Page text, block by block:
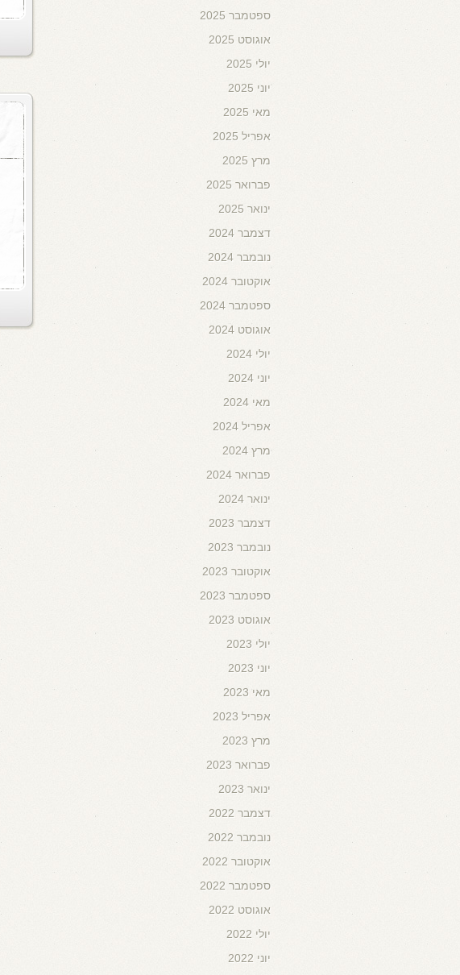
ספטמבר 2025
אוגוסט 2025
יולי 2025
יוני 2025
מאי 2025
אפריל 2025
מרץ 2025
פברואר 2025
ינואר 2025
דצמבר 2024
נובמבר 2024
אוקטובר 2024
ספטמבר 2024
אוגוסט 2024
יולי 2024
יוני 2024
מאי 2024
אפריל 2024
מרץ 2024
פברואר 2024
ינואר 2024
דצמבר 2023
נובמבר 2023
אוקטובר 2023
ספטמבר 2023
אוגוסט 2023
יולי 2023
יוני 2023
מאי 2023
אפריל 2023
מרץ 2023
פברואר 2023
ינואר 2023
דצמבר 2022
נובמבר 2022
אוקטובר 2022
ספטמבר 2022
אוגוסט 2022
יולי 2022
יוני 2022